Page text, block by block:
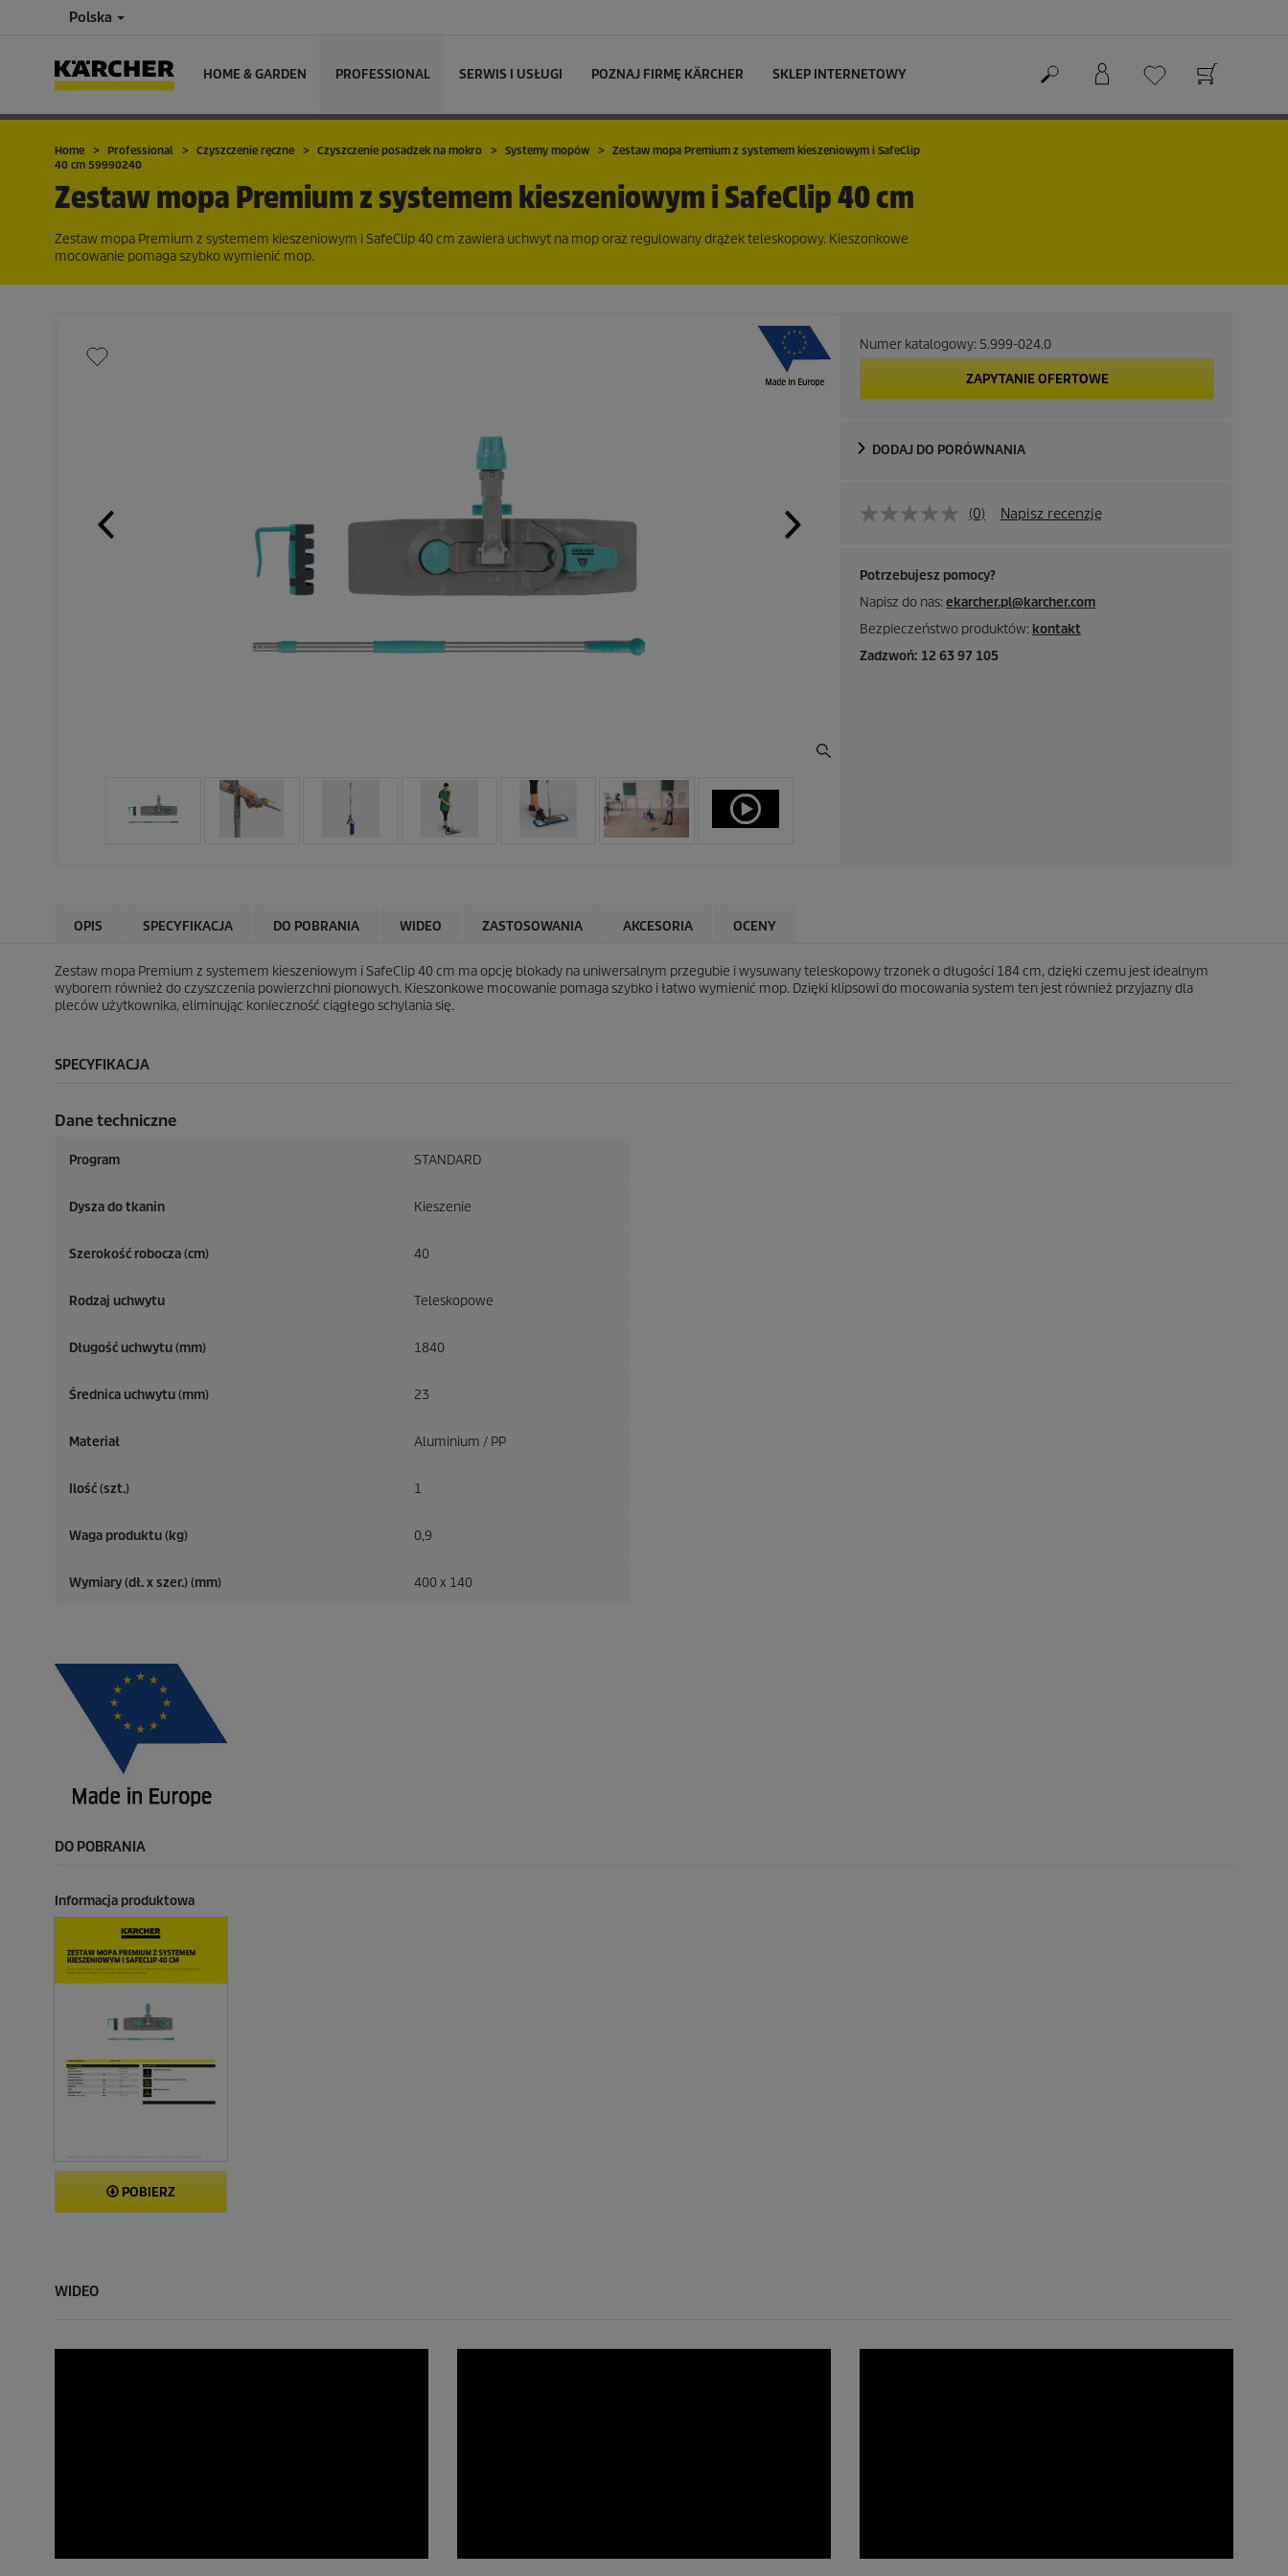
Polska
HOME & GARDEN PROFESSIONAL SERWIS I USŁUGI POZNAJ FIRMĘ KÄRCHER SKLEP INTERNETOWY
Home Professional Czyszczenie ręczne Czyszczenie posadzek na mokro Systemy mopów
Zestaw mopa Premium z systemem kieszeniowym i SafeClip
40 cm 59990240
Zestaw mopa Premium z systemem kieszeniowym i SafeClip 40 cm
Zestaw mopa Premium z systemem kieszeniowym i SafeClip 40 cm zawiera uchwyt na mop oraz regulowany drążek teleskopowy. Kieszonkowe
mocowanie pomaga szybko wymienić mop.
Numer katalogowy: 5.999-024.0
ZAPYTANIE OFERTOWE
DODAJ DO PORÓWNANIA
(0) Napisz recenzję
Potrzebujesz pomocy?
Napisz do nas:ekarcher.pl@karcher.com
Bezpieczeństwo produktów: kontakt
Zadzwoń: 12 63 97 105
OPIS SPECYFIKACJA DO POBRANIA WIDEO ZASTOSOWANIA AKCESORIA OCENY
Zestaw mopa Premium z systemem kieszeniowym i SafeClip 40 cm ma opcję blokady na uniwersalnym przegubie i wysuwany teleskopowy trzonek o długości 184 cm, dzięki czemu jest idealnym
wyborem również do czyszczenia powierzchni pionowych. Kieszonkowe mocowanie pomaga szybko i łatwo wymienić mop. Dzięki klipsowi do mocowania system ten jest również przyjazny dla
pleców użytkownika, eliminując konieczność ciągłego schylania się.
SPECYFIKACJA
Dane techniczne
Program STANDARD
Dysza do tkanin Kieszenie
Szerokość robocza (cm) 40
Rodzaj uchwytu Teleskopowe
Długość uchwytu (mm) 1840
Średnica uchwytu (mm) 23
Materiał Aluminium / PP
Ilość (szt.) 1
Waga produktu (kg) 0,9
Wymiary (dł. x szer.) (mm) 400 x 140
DO POBRANIA
Informacja produktowa
POBIERZ
WIDEO